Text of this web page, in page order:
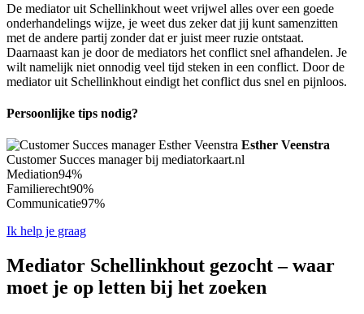
De mediator uit Schellinkhout weet vrijwel alles over een goede
onderhandelings wijze, je weet dus zeker dat jij kunt samenzitten
met de andere partij zonder dat er juist meer ruzie ontstaat.
Daarnaast kan je door de mediators het conflict snel afhandelen. Je
wilt namelijk niet onnodig veel tijd steken in een conflict. Door de
mediator uit Schellinkhout eindigt het conflict dus snel en pijnloos.
Persoonlijke tips nodig?
Esther Veenstra
Customer Succes manager bij mediatorkaart.nl
Mediation94%
Familierecht90%
Communicatie97%
Ik help je graag
Mediator Schellinkhout gezocht – waar
moet je op letten bij het zoeken